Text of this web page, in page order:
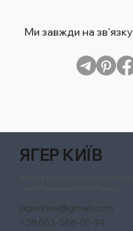
Ми завжди на зв'язку
ЯГЕР КИЇВ
jagerkiev@gmail.com
+38 063-568-01-94